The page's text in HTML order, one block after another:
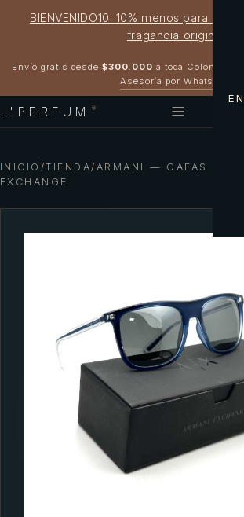
BIENVENIDO10: 10% menos para
fragancia original
Envío gratis desde $300.000 a toda Colombia
Asesoría por WhatsApp
L'PERFUM ®
INICIO /TIENDA/ ARMANI — GAFAS
EXCHANGE